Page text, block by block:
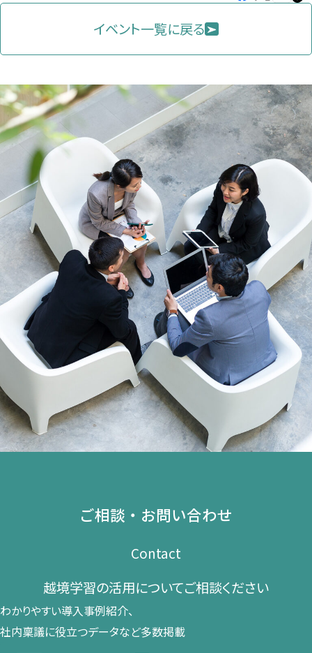
で
ま
す）
で
開
き
す）
で
開
き
ま
す）
イベント一覧に戻る
ご相談・お問い合わせ
Contact
越境学習の​活用に​ついて​ご相談ください​
わかりやすい導入事例紹介、​
社内稟議に​役立つデータなど​多数掲載